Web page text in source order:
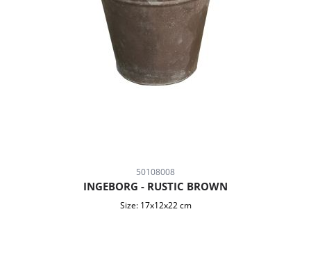
50108008
INGEBORG - RUSTIC BROWN
Size: 17x12x22 cm